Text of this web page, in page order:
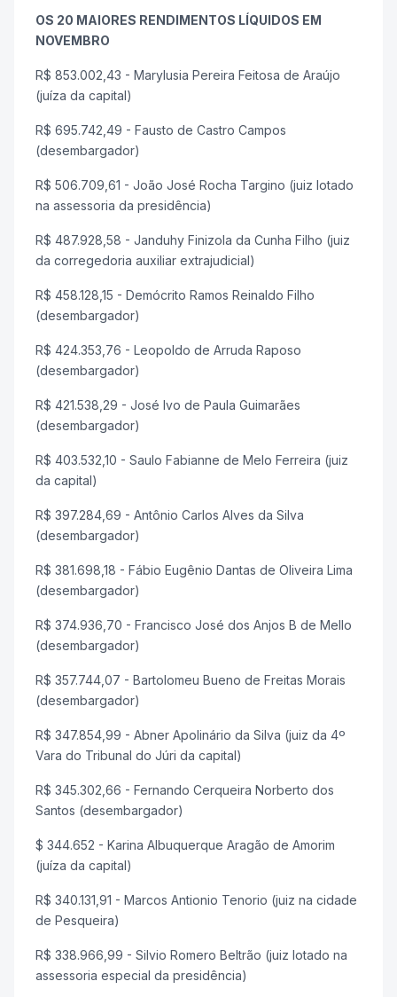
OS 20 MAIORES RENDIMENTOS LÍQUIDOS EM
NOVEMBRO
R$ 853.002,43 - Marylusia Pereira Feitosa de Araújo
(juíza da capital)
R$ 695.742,49 - Fausto de Castro Campos
(desembargador)
R$ 506.709,61 - João José Rocha Targino (juiz lotado
na assessoria da presidência)
R$ 487.928,58 - Janduhy Finizola da Cunha Filho (juiz
da corregedoria auxiliar extrajudicial)
R$ 458.128,15 - Demócrito Ramos Reinaldo Filho
(desembargador)
R$ 424.353,76 - Leopoldo de Arruda Raposo
(desembargador)
R$ 421.538,29 - José Ivo de Paula Guimarães
(desembargador)
R$ 403.532,10 - Saulo Fabianne de Melo Ferreira (juiz
da capital)
R$ 397.284,69 - Antônio Carlos Alves da Silva
(desembargador)
R$ 381.698,18 - Fábio Eugênio Dantas de Oliveira Lima
(desembargador)
R$ 374.936,70 - Francisco José dos Anjos B de Mello
(desembargador)
R$ 357.744,07 - Bartolomeu Bueno de Freitas Morais
(desembargador)
R$ 347.854,99 - Abner Apolinário da Silva (juiz da 4º
Vara do Tribunal do Júri da capital)
R$ 345.302,66 - Fernando Cerqueira Norberto dos
Santos (desembargador)
$ 344.652 - Karina Albuquerque Aragão de Amorim
(juíza da capital)
R$ 340.131,91 - Marcos Antionio Tenorio (juiz na cidade
de Pesqueira)
R$ 338.966,99 - Silvio Romero Beltrão (juiz lotado na
assessoria especial da presidência)